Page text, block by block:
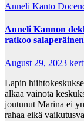
Anneli Kanto
Anneli Kannon
ratkoo
August 29, 2023
Lapin
alkaa vainota
joutunut Marina ei
rahaa eikä